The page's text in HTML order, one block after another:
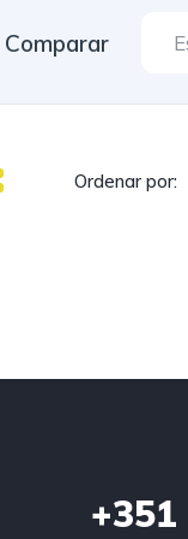
Comparar
Ordenar por:
+351